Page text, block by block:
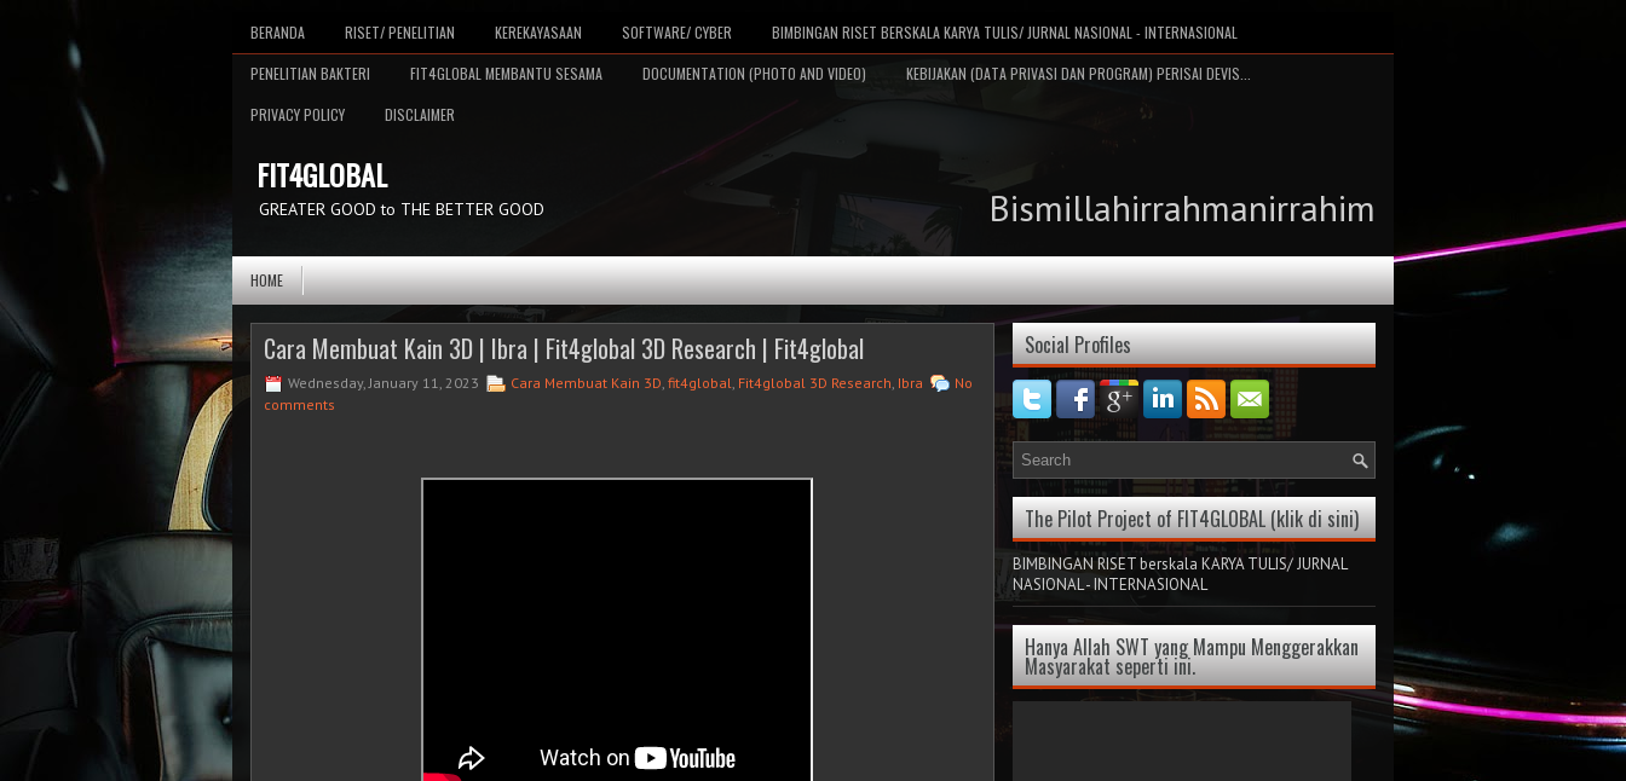
BERANDA RISET/ PENELITIAN KEREKAYASAAN SOFTWARE/ CYBER
BIMBINGAN RISET BERSKALA KARYA TULIS/ JURNAL NASIONAL - INTERNASIONAL
PENELITIAN BAKTERI
FIT4GLOBAL MEMBANTU SESAMA DOCUMENTATION (PHOTO AND VIDEO)
KEBIJAKAN (DATA PRIVASI DAN PROGRAM) PERISAI DEVIS...
PRIVACY POLICY
DISCLAIMER
FIT4GLOBAL
GREATER GOOD to THE BETTER GOOD Bismillahirrahmanirrahim
HOME
Cara Membuat Kain 3D | Ibra | Fit4global 3D Research | Fit4global
Wednesday, January 11, 2023 Cara Membuat Kain 3D, fit4global, Fit4global 3D Research, Ibra
No
comments
Social Profiles
The Pilot Project of FIT4GLOBAL (klik di sini)
BIMBINGAN RISET berskala KARYA TULIS/ JURNAL
NASIONAL - INTERNASIONAL
Hanya Allah SWT yang Mampu Menggerakkan
Masyarakat seperti ini.